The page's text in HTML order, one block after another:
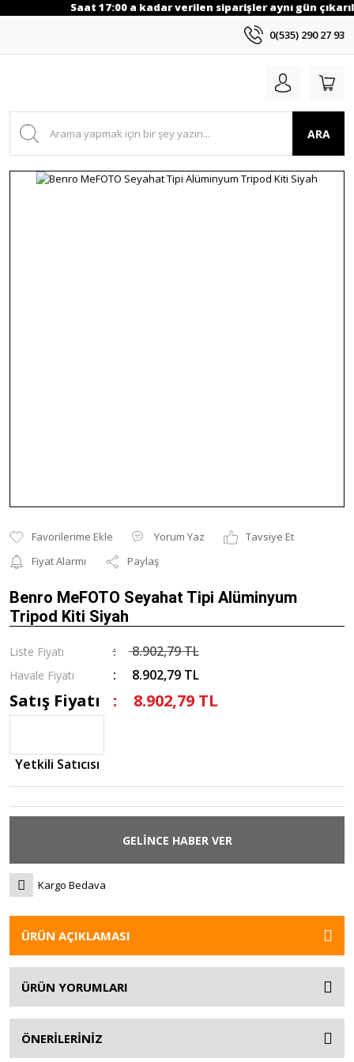
Saat 17:00 a kadar verilen siparişler aynı gün
0(535) 290 27 93
ARA
Yorum Yaz
Tavsiye Et
Fiyat Alarmı
Paylaş
Benro MeFOTO Seyahat Tipi Alüminyum
Tripod Kiti Siyah
Liste Fiyatı 8.902,79 TL
Havale Fiyatı 8.902,79 TL
Satış Fiyatı 8.902,79 TL
Yetkili Satıcısı
GELİNCE HABER VER
Kargo Bedava
ÜRÜN AÇIKLAMASI
ÜRÜN YORUMLARI
ÖNERİLERİNİZ